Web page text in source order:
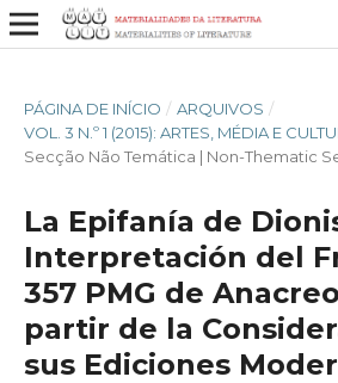
PÁGINA DE INÍCIO / ARQUIVOS /
VOL. 3 N.º 1 (2015): ARTES, MÉDIA E
Secção Não Temática | Non-Thematic
La Epifanía de
Interpretación del
357 PMG de
partir de la
sus Ediciones